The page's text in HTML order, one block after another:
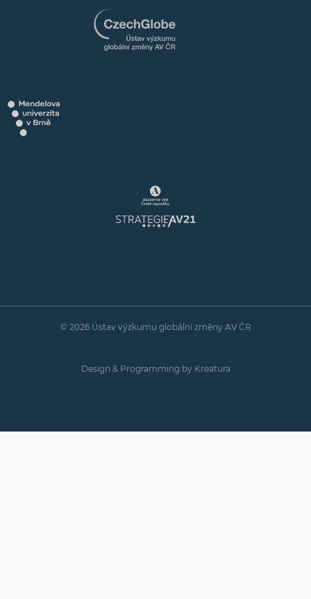
© 2026 Ústav výzkumu globální změny AV ČR
Design & Programming by Kreatura